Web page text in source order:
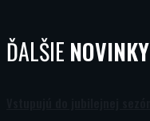
ĎALŠIE NOVINKY